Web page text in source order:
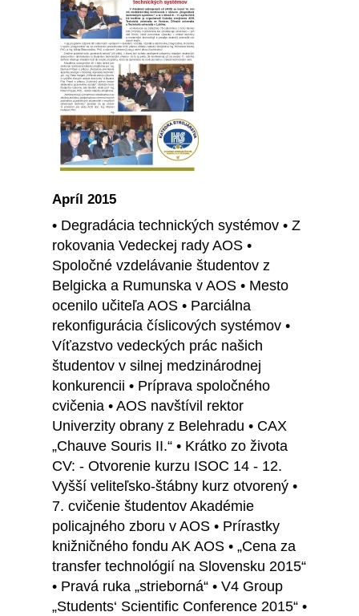
Apríl 2015
• Degradácia technických systémov • Z
rokovania Vedeckej rady AOS •
Spoločné vzdelávanie študentov z
Belgicka a Rumunska v AOS • Mesto
ocenilo učiteľa AOS • Parciálna
rekonfigurácia číslicových systémov •
Víťazstvo vedeckých prác našich
študentov v silnej medzinárodnej
konkurencii • Príprava spoločného
cvičenia • AOS navštívil rektor
Univerzity obrany z Belehradu • CAX
„Chauve Souris II.“ • Krátko zo života
CV: - Otvorenie kurzu ISOC 14 - 12.
Vyšší veliteľsko-štábny kurz otvorený •
7. cvičenie študentov Akadémie
policajného zboru v AOS • Prírastky
knižničného fondu AK AOS • „Cena za
transfer technológií na Slovensku 2015“
• Pravá ruka „strieborná“ • V4 Group
„Students‘ Scientific Conference 2015“ •